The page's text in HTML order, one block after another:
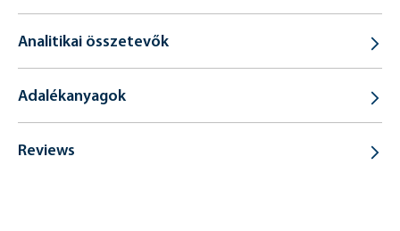
Analitikai összetevők
Adalékanyagok
Reviews